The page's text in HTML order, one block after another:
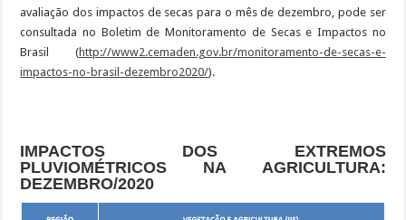
avaliação dos impactos de secas para o mês de dezembro, pode ser
consultada no Boletim de Monitoramento de Secas e Impactos no
Brasil (http://www2.cemaden.gov.br/monitoramento-de-secas-e-
impactos-no-brasil-dezembro2020/).
IMPACTOS DOS EXTREMOS
PLUVIOMÉTRICOS NA AGRICULTURA:
DEZEMBRO/2020